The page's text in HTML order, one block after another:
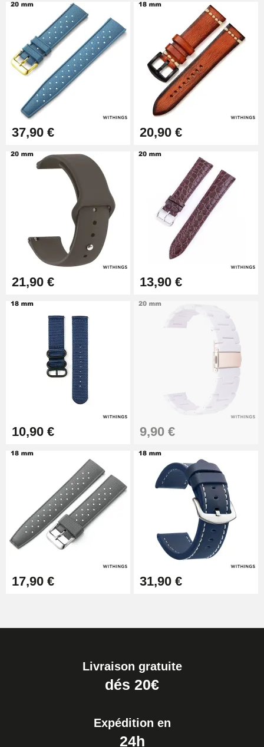
Pied à Coulisse Numérique
9,90 €
Pince à Poinçonner (pince trou)
Pince Trou pour Bracelet de
10,90 €
Kit Horlogerie Débutant
26,90 €
Boîte Pompe Bracelet Montre -
Diamètre 1,50 mm - 8 à 25 mm
Montre - Diamètre 1,80 mm - 8 à
37,90 € 20,90 €
21,90 € 13,90 €
10,90 € 9,90 €
17,90 € 31,90 €
Livraison gratuite
dés 20€
Expédition en
24h